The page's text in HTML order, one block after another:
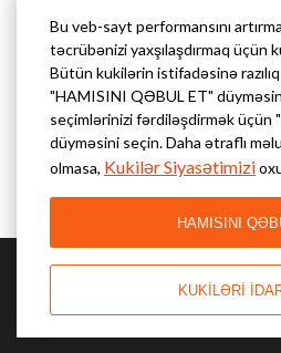
Bu veb-sayt performansını
təcrübənizi yaxşılaşdırmaq üçün
Bütün kukilərin istifadəsinə
"HAMISINI QƏBUL ET"
seçimlərinizi fərdiləşdirmək üçün
düyməsini seçin. Daha ətraflı
olmasa, Kukilər Siyasətimizi
HAMISINI
KUKİLƏRİ
© FoxInn, Санкт-